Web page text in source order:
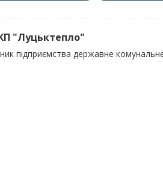
"Луцьктепло"
підприємства державне